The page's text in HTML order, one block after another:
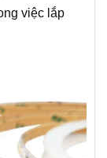
việc lắp